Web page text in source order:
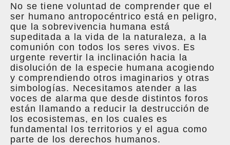
No se tiene voluntad de comprender que el
ser humano antropocéntrico está en peligro,
que la sobrevivencia humana está
supeditada a la vida de la naturaleza, a la
comunión con todos los seres vivos. Es
urgente revertir la inclinación hacia la
disolución de la especie humana acogiendo
y comprendiendo otros imaginarios y otras
simbologías. Necesitamos atender a las
voces de alarma que desde distintos foros
están llamando a reducir la destrucción de
los ecosistemas, en los cuales es
fundamental los territorios y el agua como
parte de los derechos humanos.